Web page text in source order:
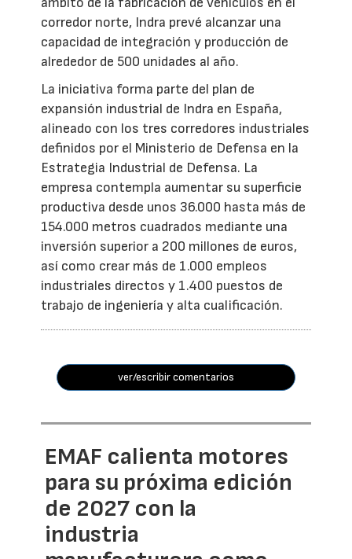
corredor norte, Indra prevé alcanzar una
capacidad de integración y producción de
alrededor de 500 unidades al año.
La iniciativa forma parte del plan de
expansión industrial de Indra en España,
alineado con los tres corredores industriales
definidos por el Ministerio de Defensa en la
Estrategia Industrial de Defensa. La
empresa contempla aumentar su superficie
productiva desde unos 36.000 hasta más de
154.000 metros cuadrados mediante una
inversión superior a 200 millones de euros,
así como crear más de 1.000 empleos
industriales directos y 1.400 puestos de
trabajo de ingeniería y alta cualificación.
ver/escribir comentarios
EMAF calienta motores
para su próxima edición
de 2027 con la
industria